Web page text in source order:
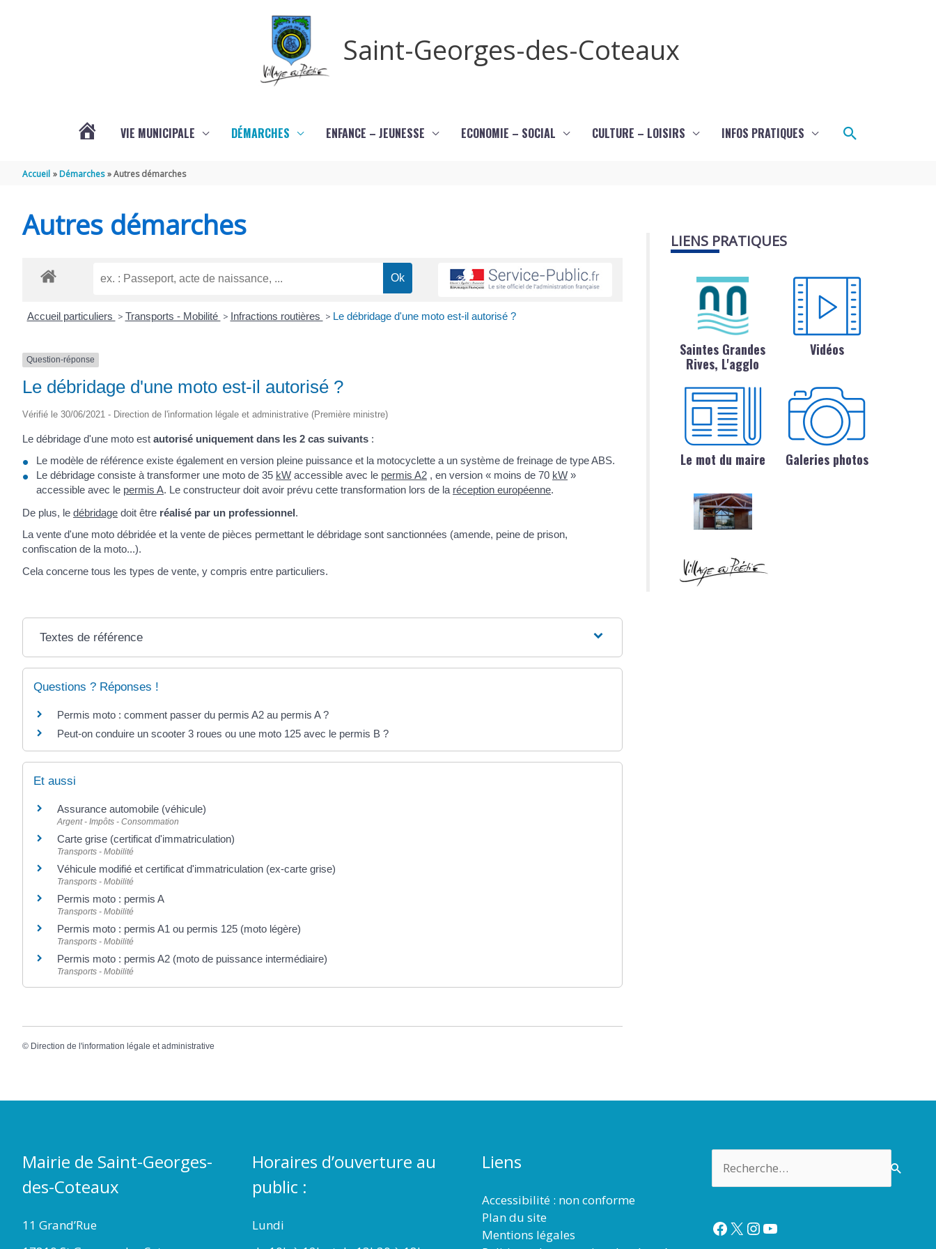
Saint-Georges-des-Coteaux
VIE MUNICIPALE DÉMARCHES ENFANCE – JEUNESSE ECONOMIE – SOCIAL CULTURE – LOISIRS INFOS PRATIQUES Rechercher
Accueil Démarches Autres démarches
Autres démarches
Accueil particuliers > Transports - Mobilité > Infractions routières > Le débridage d'une moto est-il autorisé ?
Question-réponse
Le débridage d'une moto est-il autorisé ?
Vérifié le 30/06/2021 - Direction de l'information légale et administrative (Première ministre)
Le débridage d'une moto est autorisé uniquement dans les 2 cas suivants :
Le modèle de référence existe également en version pleine puissance et la motocyclette a un système de freinage de type ABS.
Le débridage consiste à transformer une moto de 35 kW accessible avec le permis A2 , en version « moins de 70 kW »
accessible avec le permis A. Le constructeur doit avoir prévu cette transformation lors de la réception européenne.
De plus, le débridage doit être réalisé par un professionnel.
La vente d'une moto débridée et la vente de pièces permettant le débridage sont sanctionnées (amende, peine de prison,
confiscation de la moto...).
Cela concerne tous les types de vente, y compris entre particuliers.
Textes de référence
Questions ? Réponses !
Permis moto : comment passer du permis A2 au permis A ?
Peut-on conduire un scooter 3 roues ou une moto 125 avec le permis B ?
Et aussi
Assurance automobile (véhicule)
Argent - Impôts - Consommation
Carte grise (certificat d'immatriculation)
Transports - Mobilité
Véhicule modifié et certificat d'immatriculation (ex-carte grise)
Transports - Mobilité
Permis moto : permis A
Transports - Mobilité
Permis moto : permis A1 ou permis 125 (moto légère)
Transports - Mobilité
Permis moto : permis A2 (moto de puissance intermédiaire)
Transports - Mobilité
© Direction de l'information légale et administrative
LIENS PRATIQUES
Saintes Grandes
Rives, L'agglo
Vidéos
Le mot du maire Galeries photos
Mairie de Saint-Georges-
des-Coteaux
11 Grand’Rue
Horaires d’ouverture au
public :
Lundi
Liens
Accessibilité : non conforme
Plan du site
Mentions légales
Facebook
X Instagram
YouTube